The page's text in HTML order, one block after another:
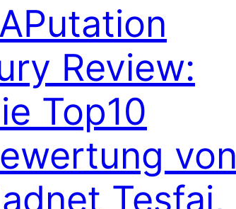
Review:
Top10
von
Tesfai,